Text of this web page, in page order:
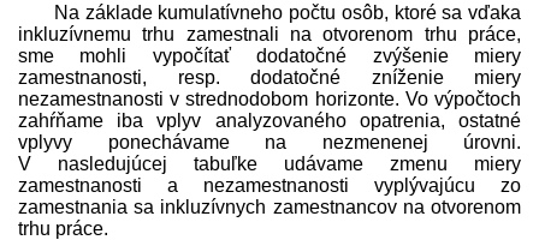
Na základe kumulatívneho počtu osôb, ktoré sa vďaka
inkluzívnemu trhu zamestnali na otvorenom trhu práce,
sme mohli vypočítať dodatočné zvýšenie miery
zamestnanosti, resp. dodatočné zníženie miery
nezamestnanosti v strednodobom horizonte. Vo výpočtoch
zahŕňame iba vplyv analyzovaného opatrenia, ostatné
vplyvy ponechávame na nezmenenej úrovni.
V nasledujúcej tabuľke udávame zmenu miery
zamestnanosti a nezamestnanosti vyplývajúcu zo
zamestnania sa inkluzívnych zamestnancov na otvorenom
trhu práce.